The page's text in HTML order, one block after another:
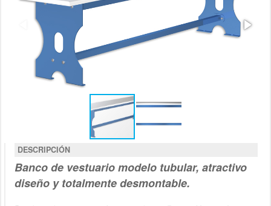
DESCRIPCIÓN
Banco de vestuario modelo tubular, atractivo
diseño y totalmente desmontable.